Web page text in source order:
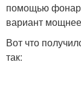
помощью
вариант
Вот что
так: